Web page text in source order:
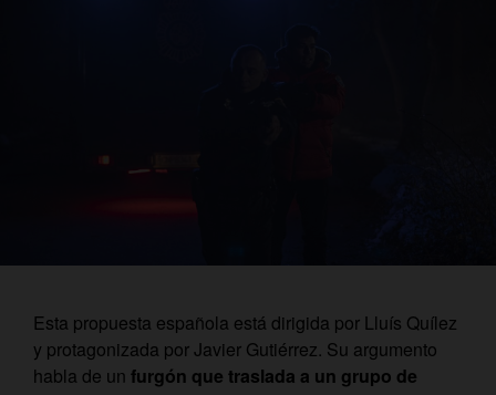
Esta propuesta española está dirigida por Lluís Quílez
y protagonizada por Javier Gutiérrez. Su argumento
habla de un furgón que traslada a un grupo de